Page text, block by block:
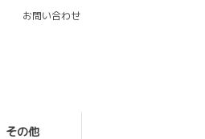
その他
お問い合わせ